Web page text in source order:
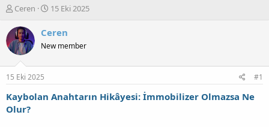
K
n
u
y
b
a
ş
l
a
Ceren
B
ş
a
ç
15 Eki 2025
Ceren
New member
15 Eki 2025 #1
Kaybolan Anahtarın Hikâyesi: İmmobilizer Olmazsa Ne
Olur?